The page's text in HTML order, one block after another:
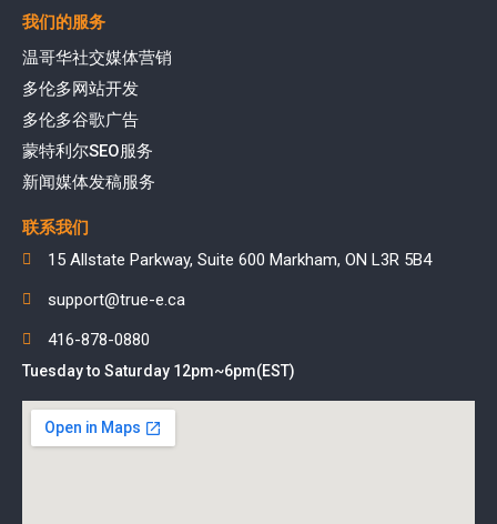
我们的服务
温哥华社交媒体营销
多伦多网站开发
多伦多谷歌广告
蒙特利尔SEO服务
新闻媒体发稿服务
联系我们
15 Allstate Parkway, Suite 600 Markham, ON L3R 5B4
support@true-e.ca
416-878-0880
Tuesday to Saturday 12pm~6pm(EST)